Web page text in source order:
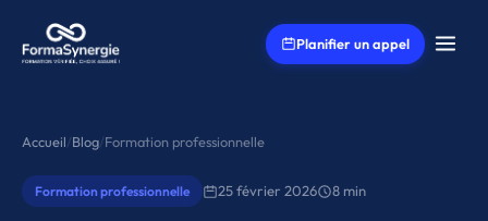
Planifier un appel
Accueil/Blog/Formation professionnelle
Formation professionnelle 25 février 2026 8 min